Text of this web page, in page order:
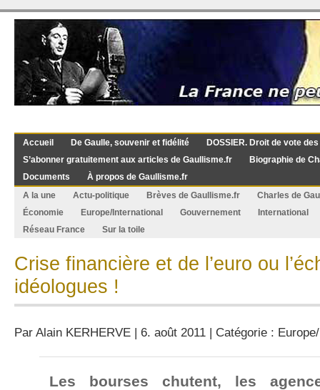
Accueil De Gaulle, souvenir et fidélité
DOSSIER. Droit de vote
S’abonner gratuitement aux articles de Gaullisme.fr
Biographie de
Documents
À propos de Gaullisme.fr
A la une
Actu-politique Brèves de Gaullisme.fr
Charles de
Économie
Europe/International Gouvernement
International
Réseau France
Sur la toile
Crise financière et de l’euro ou
idéologues !
Par Alain KERHERVE | 6. août 2011 | Catégorie :
Les bourses chutent, les